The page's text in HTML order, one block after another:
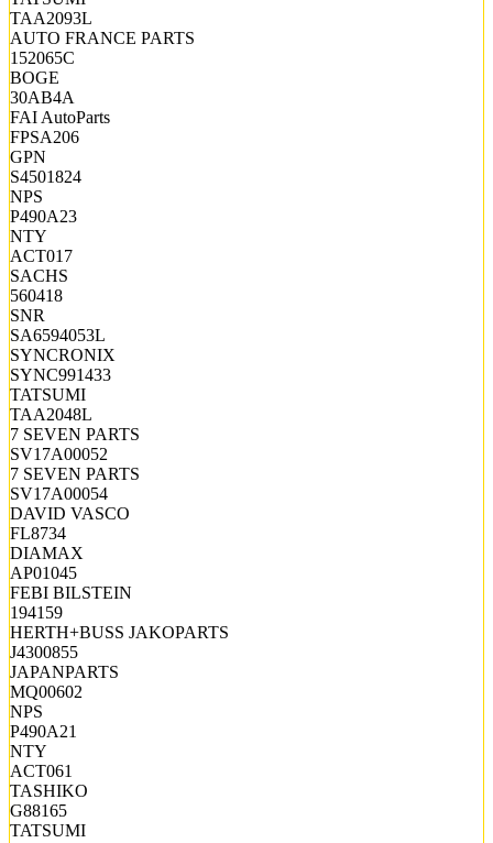
TAA2093L
AUTO FRANCE PARTS
152065C
BOGE
30AB4A
FAI AutoParts
FPSA206
GPN
S4501824
NPS
P490A23
NTY
ACT017
SACHS
560418
SNR
SA6594053L
SYNCRONIX
SYNC991433
TATSUMI
TAA2048L
7 SEVEN PARTS
SV17A00052
7 SEVEN PARTS
SV17A00054
DAVID VASCO
FL8734
DIAMAX
AP01045
FEBI BILSTEIN
194159
HERTH+BUSS JAKOPARTS
J4300855
JAPANPARTS
MQ00602
NPS
P490A21
NTY
ACT061
TASHIKO
G88165
TATSUMI